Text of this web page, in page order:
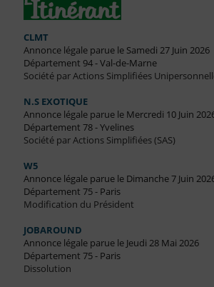
CLMT
Annonce légale parue le Samedi 27 Juin 2026
Département 94 - Val-de-Marne
Société par Actions Simplifiées
N.S EXOTIQUE
Annonce légale parue le Mercredi 10 Juin
Département 78 - Yvelines
Société par Actions Simplifiées (SAS)
W5
Annonce légale parue le Dimanche 7 Juin
Département 75 - Paris
Modification du Président
JOBAROUND
Annonce légale parue le Jeudi 28 Mai 2026
Département 75 - Paris
Dissolution